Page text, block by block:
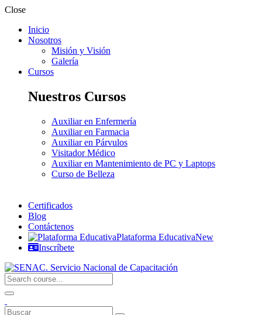
Close
Inicio
Nosotros
Misión y Visión
Galería
Cursos
Nuestros Cursos
Auxiliar en Enfermería
Auxiliar en Farmacia
Auxiliar en Párvulos
Visitador Médico
Auxiliar en Mantenimiento de PC y Laptops
Curso de Belleza
Certificados
Blog
Contáctenos
Plataforma EducativaNew
Inscríbete